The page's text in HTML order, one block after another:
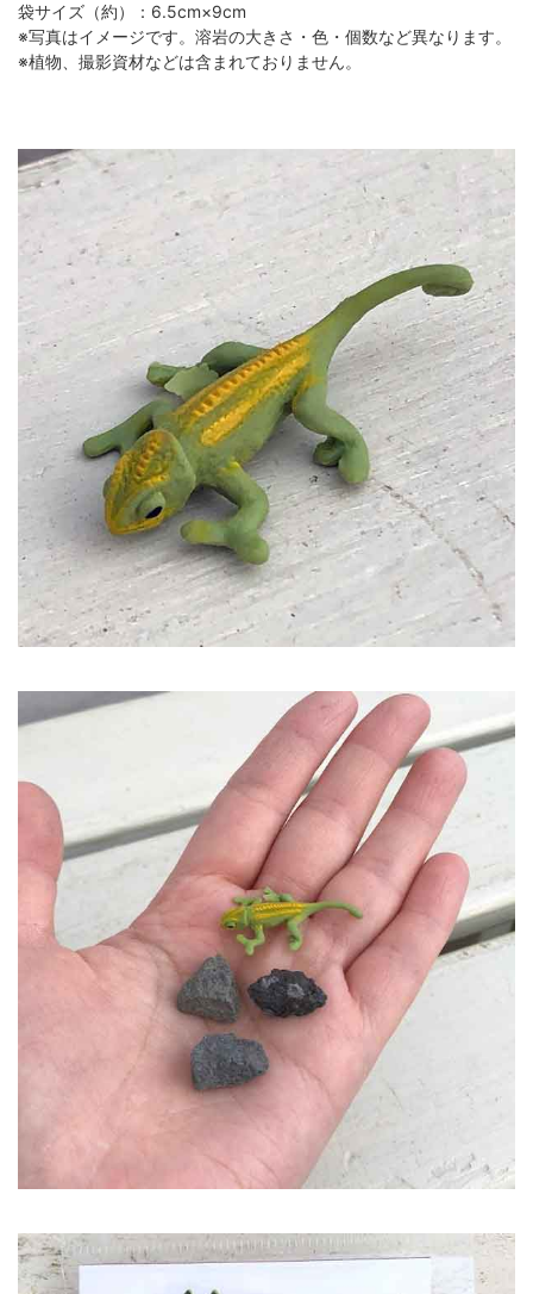
袋サイズ（約）：6.5cm×9cm
※写真はイメージです。溶岩の大きさ・色・個数など異なります。
※植物、撮影資材などは含まれておりません。